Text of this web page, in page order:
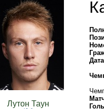
Лутон Таун